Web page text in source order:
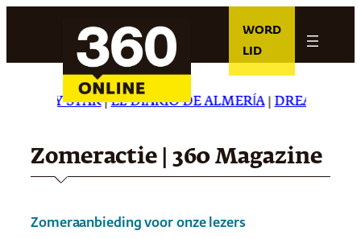
WORD
LID
DAILY STAR|EL DIARIO DE ALMERÍA|DREAMING IN
Zomeractie | 360 Magazine
Zomeraanbieding voor onze lezers